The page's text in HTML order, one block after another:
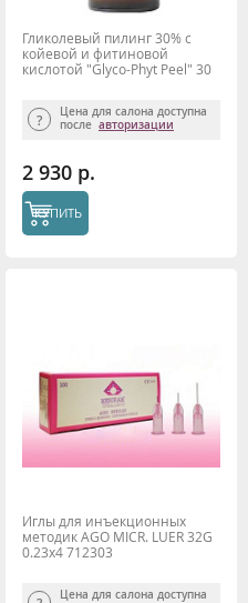
Гликолевый пилинг 30% с
койевой и фитиновой
кислотой "Glyco-Phyt Peel" 30
Цена для салона доступна
после авторизации
2 930 р.
КУПИТЬ
Иглы для инъекционных
методик AGO MICR. LUER 32G
0.23x4 712303
Цена для салона доступна